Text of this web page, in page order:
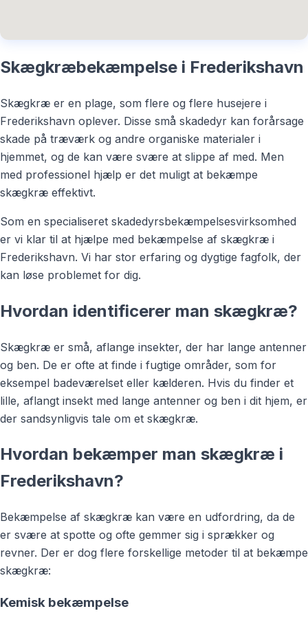
Skægkræbekæmpelse i Frederikshavn
Skægkræ er en plage, som flere og flere husejere i
Frederikshavn oplever. Disse små skadedyr kan forårsage
skade på træværk og andre organiske materialer i
hjemmet, og de kan være svære at slippe af med. Men
med professionel hjælp er det muligt at bekæmpe
skægkræ effektivt.
Som en specialiseret skadedyrsbekæmpelsesvirksomhed
er vi klar til at hjælpe med bekæmpelse af skægkræ i
Frederikshavn. Vi har stor erfaring og dygtige fagfolk, der
kan løse problemet for dig.
Hvordan identificerer man skægkræ?
Skægkræ er små, aflange insekter, der har lange antenner
og ben. De er ofte at finde i fugtige områder, som for
eksempel badeværelset eller kælderen. Hvis du finder et
lille, aflangt insekt med lange antenner og ben i dit hjem, er
der sandsynligvis tale om et skægkræ.
Hvordan bekæmper man skægkræ i
Frederikshavn?
Bekæmpelse af skægkræ kan være en udfordring, da de
er svære at spotte og ofte gemmer sig i sprækker og
revner. Der er dog flere forskellige metoder til at bekæmpe
skægkræ:
Kemisk bekæmpelse